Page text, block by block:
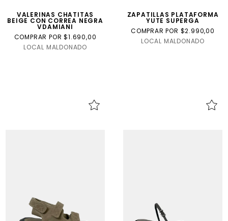
VALERINAS CHATITAS
BEIGE CON CORREA NEGRA
VDAMIANI
COMPRAR POR $1.690,00
LOCAL MALDONADO
ZAPATILLAS PLATAFORMA
YUTE SUPERGA
COMPRAR POR $2.990,00
LOCAL MALDONADO